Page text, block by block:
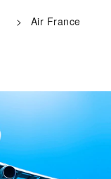
> Air France